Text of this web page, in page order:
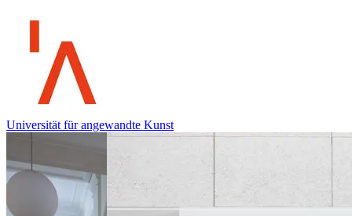
Universität für angewandte Kunst